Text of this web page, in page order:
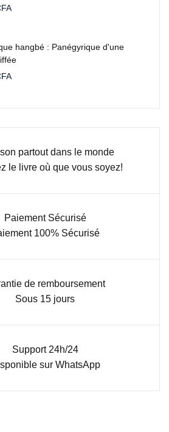
hangbé : Panégyrique d'une
partout dans le monde
le livre où que vous soyez!
Paiement Sécurisé
100% Sécurisé
de remboursement
Sous 15 jours
Support 24h/24
sur WhatsApp